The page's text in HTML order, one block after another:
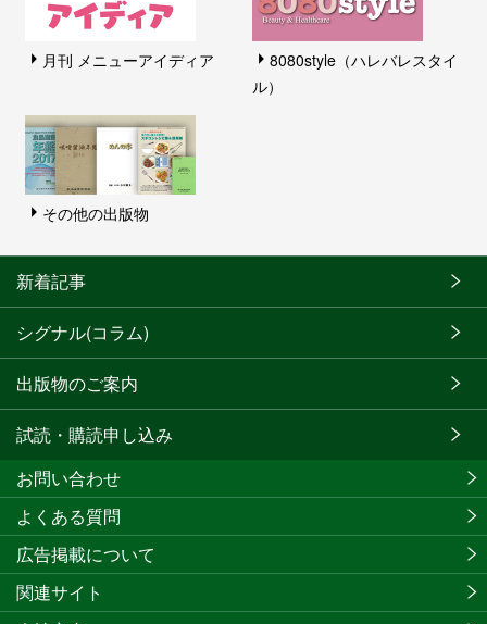
月刊 メニューアイディア
8080style（ハレバレスタイ
ル）
その他の出版物
新着記事
シグナル(コラム)
出版物のご案内
試読・購読申し込み
お問い合わせ
よくある質問
広告掲載について
関連サイト